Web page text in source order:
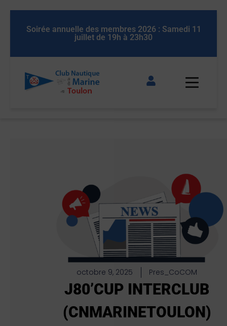
Soirée annuelle des membres 2026 : Samedi 11
juillet de 19h à 23h30
octobre 9, 2025 Pres_CoCOM
J80’CUP INTERCLUB
(CNMARINETOULON)